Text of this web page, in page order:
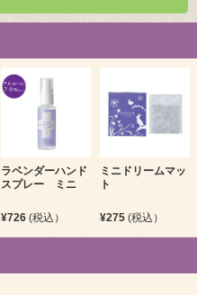
ラベンダーハンド
スプレー ミニ
¥726 (税込）
ミニドリームマッ
ト
¥275 (税込）